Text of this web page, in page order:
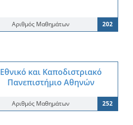
Αριθμός Μαθημάτων 202
Εθνικό και Καποδιστριακό
Πανεπιστήμιο Αθηνών
Αριθμός Μαθημάτων 252